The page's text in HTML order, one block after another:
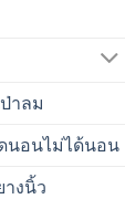
าลม
นอนไม่ได้นอน
างนิ้ว